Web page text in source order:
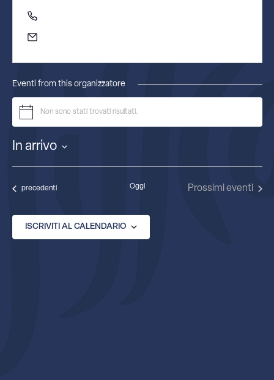
Eventi from this organizzatore
Non sono stati trovati risultati.
In arrivo
Eventi
precedenti Oggi Prossimi eventi
ISCRIVITI AL CALENDARIO